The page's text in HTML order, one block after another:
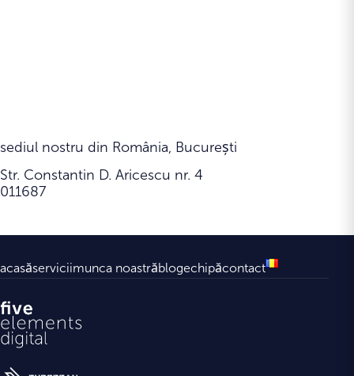
sediul nostru din România, București
Str. Constantin D. Aricescu nr. 4
011687
acasăserviciimunca noastrăblogechipăcontact